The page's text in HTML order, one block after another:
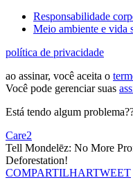
Responsabilidade
Meio ambiente e vida
política de privacidade
ao assinar, você aceita o
Você pode gerenciar suas
Está tendo algum
Care2
Tell Mondelēz: No More
Deforestation!
COMPARTILHARTWEET